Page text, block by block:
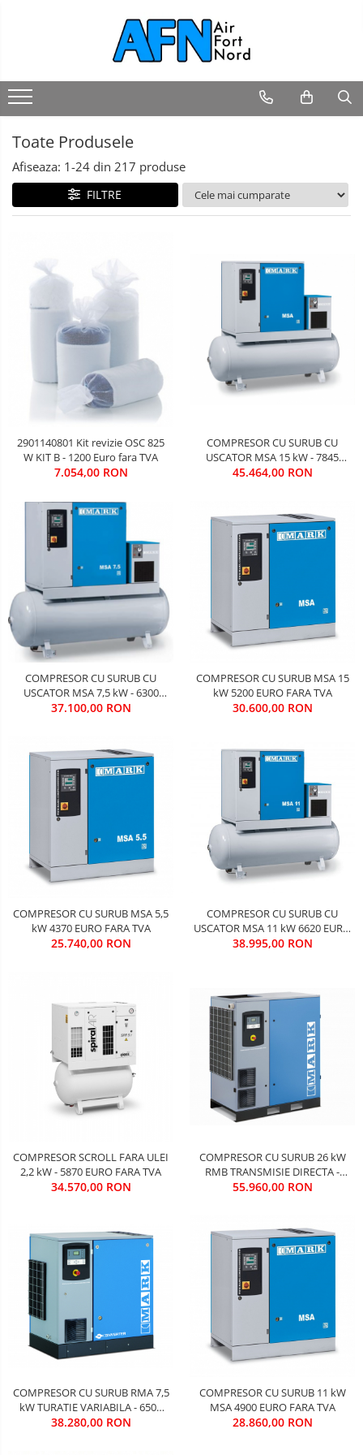
Toate Produsele
Afiseaza: 1-24 din 217 produse
FILTRE
2901140801 Kit revizie OSC 825
W KIT B - 1200 Euro fara TVA
7.054,00 RON
COMPRESOR CU SURUB CU
USCATOR MSA 15 kW - 7845
EURO FARA TVA
45.464,00 RON
COMPRESOR CU SURUB CU
USCATOR MSA 7,5 kW - 6300
EURO FARA TVA
37.100,00 RON
COMPRESOR CU SURUB MSA 15
kW 5200 EURO FARA TVA
30.600,00 RON
COMPRESOR CU SURUB MSA 5,5
kW 4370 EURO FARA TVA
25.740,00 RON
COMPRESOR CU SURUB CU
USCATOR MSA 11 kW 6620 EURO
FARA TVA
38.995,00 RON
COMPRESOR SCROLL FARA ULEI
2,2 kW - 5870 EURO FARA TVA
34.570,00 RON
COMPRESOR CU SURUB 26 kW
RMB TRANSMISIE DIRECTA -
9500 EURO FARA TVA
55.960,00 RON
COMPRESOR CU SURUB RMA 7,5
kW TURATIE VARIABILA - 6500
EURO FARA TVA
38.280,00 RON
COMPRESOR CU SURUB 11 kW
MSA 4900 EURO FARA TVA
28.860,00 RON